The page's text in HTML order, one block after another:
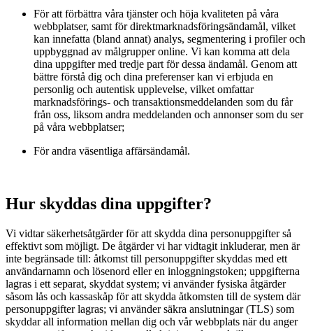
För att förbättra våra tjänster och höja kvaliteten på våra
webbplatser, samt för direktmarknadsföringsändamål, vilket
kan innefatta (bland annat) analys, segmentering i profiler och
uppbyggnad av målgrupper online. Vi kan komma att dela
dina uppgifter med tredje part för dessa ändamål. Genom att
bättre förstå dig och dina preferenser kan vi erbjuda en
personlig och autentisk upplevelse, vilket omfattar
marknadsförings- och transaktionsmeddelanden som du får
från oss, liksom andra meddelanden och annonser som du ser
på våra webbplatser;
För andra väsentliga affärsändamål.
Hur skyddas dina uppgifter?
Vi vidtar säkerhetsåtgärder för att skydda dina personuppgifter så
effektivt som möjligt. De åtgärder vi har vidtagit inkluderar, men är
inte begränsade till: åtkomst till personuppgifter skyddas med ett
användarnamn och lösenord eller en inloggningstoken; uppgifterna
lagras i ett separat, skyddat system; vi använder fysiska åtgärder
såsom lås och kassaskåp för att skydda åtkomsten till de system där
personuppgifter lagras; vi använder säkra anslutningar (TLS) som
skyddar all information mellan dig och vår webbplats när du anger